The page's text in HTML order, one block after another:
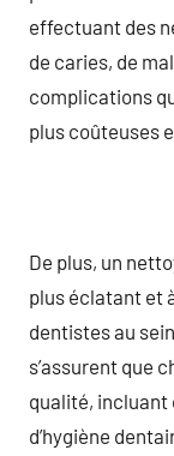
effectuant des
de caries, de
complications
plus coûteuses
De plus, un
plus éclatant et
dentistes au
s’assurent que
qualité, incluant
d’hygiène